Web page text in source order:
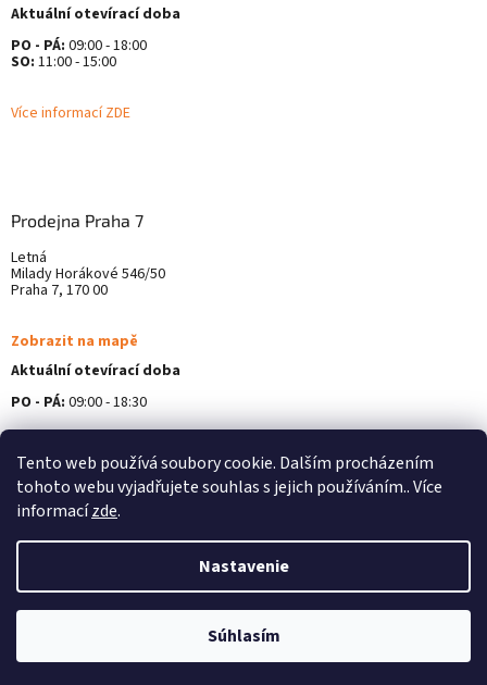
Tento web používá soubory cookie. Dalším procházením
tohoto webu vyjadřujete souhlas s jejich používáním.. Více
informacízde.
Nastavenie
Súhlasím
Aktuální otevírací doba
PO - PÁ: 09:00 - 18:00
SO: 11:00 - 15:00
Více informací ZDE
Prodejna Praha 7
Letná
Milady Horákové 546/50
Praha 7, 170 00
Zobrazit na mapě
Aktuální otevírací doba
PO - PÁ: 09:00 - 18:30
Více informací ZDE
Vytvoril Shoptet
Alterna Medica. Všetky práva vyhradené.